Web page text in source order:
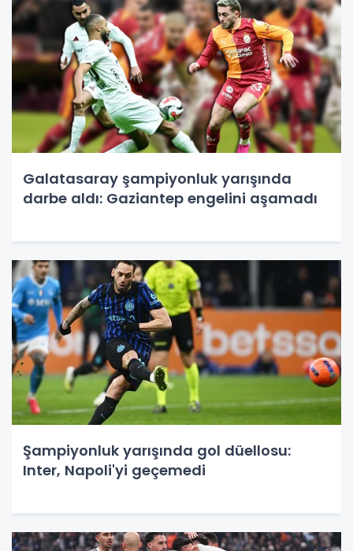
Galatasaray şampiyonluk yarışında
darbe aldı: Gaziantep engelini aşamadı
Şampiyonluk yarışında gol düellosu:
Inter, Napoli'yi geçemedi